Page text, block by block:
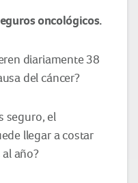
oncológicos.
diariamente 38
del cáncer?
seguro, el
llegar a costar
año?